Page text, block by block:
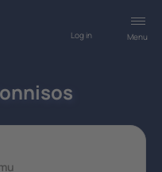
Menu
Log in